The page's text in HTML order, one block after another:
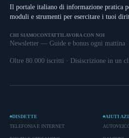
Il portale italiano di informazione pratica
moduli e strumenti per esercitare i tuoi
CHI SIAMOCONTATTILAVORA CON NOI
Newsletter — Guide e bonus ogni mattina
Oltre 80.000 iscritti · Disiscrizione in un
DISDETTE
TELEFONIA E INTERNET
AIUTI